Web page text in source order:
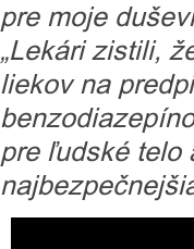
pre moje
„Lekári zistili,
liekov na
pre ľudské telo